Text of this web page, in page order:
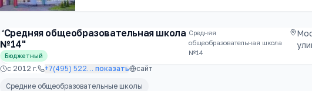
"Cредняя общеобразовательная школа
№14"
Бюджетный
Cредняя
общеобразовательная школа
№14
с 2012 г. +7(495) 522… показать
сайт
Средние общеобразовательные школы